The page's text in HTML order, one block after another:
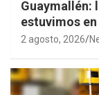
Guaymallén:
estuvimos
2 agosto, 2026